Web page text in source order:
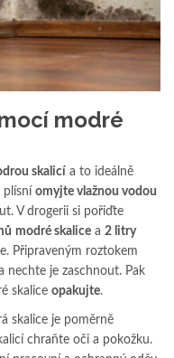
modré
skalicí a to ideálně
plísní omyjte vlažnou vodou
V drogerii si pořiďte
modré skalice a 2 litry
Připraveným roztokem
nechte je zaschnout. Pak
skalice opakujte.
skalice je poměrně
chraňte oči a pokožku.